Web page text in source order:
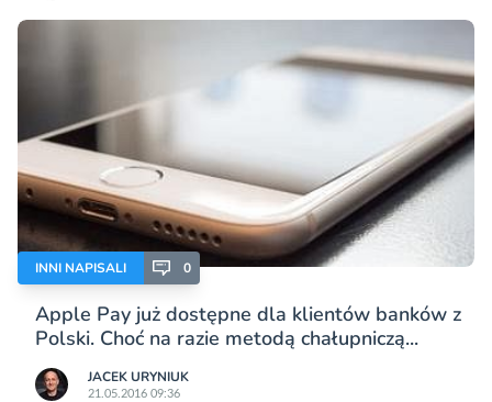
INNI NAPISALI 0
Apple Pay już dostępne dla klientów banków z
Polski. Choć na razie metodą chałupniczą...
JACEK URYNIUK
21.05.2016 09:36